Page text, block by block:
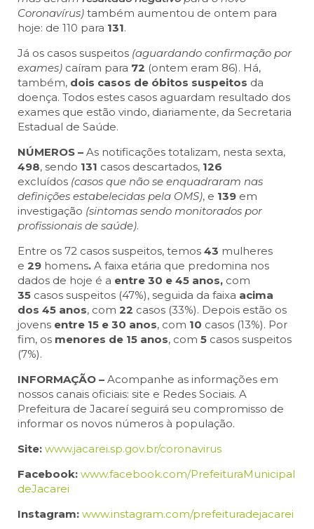
Coronavírus) também aumentou de ontem para
hoje: de 110 para 131.
Já os casos suspeitos (aguardando confirmação por
exames) caíram para 72 (ontem eram 86). Há,
também, dois casos de óbitos suspeitos da
doença. Todos estes casos aguardam resultado dos
exames que estão vindo, diariamente, da Secretaria
Estadual de Saúde.
NÚMEROS – As notificações totalizam, nesta sexta,
498, sendo 131 casos descartados, 126
excluídos (casos que não se enquadraram nas
definições estabelecidas pela OMS), e 139 em
investigação (sintomas sendo monitorados por
profissionais de saúde).
Entre os 72 casos suspeitos, temos 43 mulheres
e 29 homens. A faixa etária que predomina nos
dados de hoje é a entre 30 e 45 anos, com
35 casos suspeitos (47%), seguida da faixa acima
dos 45 anos, com 22 casos (33%). Depois estão os
jovens entre 15 e 30 anos, com 10 casos (13%). Por
fim, os menores de 15 anos, com 5 casos suspeitos
(7%).
INFORMAÇÃO – Acompanhe as informações em
nossos canais oficiais: site e Redes Sociais. A
Prefeitura de Jacareí seguirá seu compromisso de
informar os novos números à população.
Site: www.jacarei.sp.gov.br/coronavirus
Facebook: www.facebook.com/PrefeituraMunicipal
deJacarei
Instagram: www.instagram.com/prefeituradejacarei